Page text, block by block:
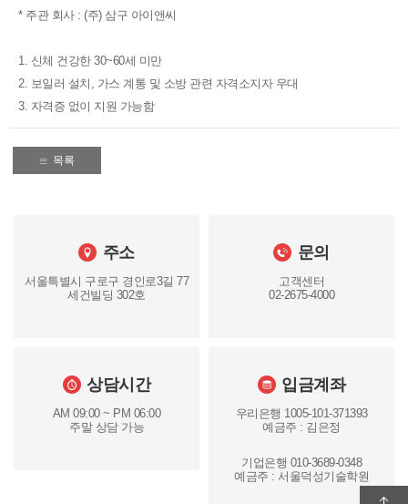
* 주관 회사 : (주) 삼구 아이앤씨
1. 신체 건강한 30~60세 미만
2. 보일러 설치, 가스 계통 및 소방 관련 자격소지자 우대
3. 자격증 없이 지원 가능함
목록
주소
서울특별시 구로구 경인로3길 77
세건빌딩 302호
문의
고객센터
02-2675-4000
상담시간
AM 09:00 ~ PM 06:00
주말 상담 가능
입금계좌
우리은행 1005-101-371393
예금주 : 김은정
기업은행 010-3689-0348
예금주 : 서울덕성기술학원